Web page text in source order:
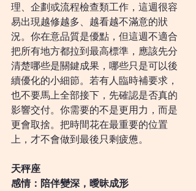
理、企劃或流程檢查類工作，這週很容
易出現越修越多、越看越不滿意的狀
況。你在意品質是優點，但這週不適合
把所有地方都拉到最高標準，應該先分
清楚哪些是關鍵成果，哪些只是可以後
續優化的小細節。若有人臨時補要求，
也不要馬上全部接下，先確認是否真的
影響交付。你需要的不是更用力，而是
更會取捨。把時間花在最重要的位置
上，才不會做到最後只剩疲憊。
天秤座
感情：陪伴變深，曖昧成形